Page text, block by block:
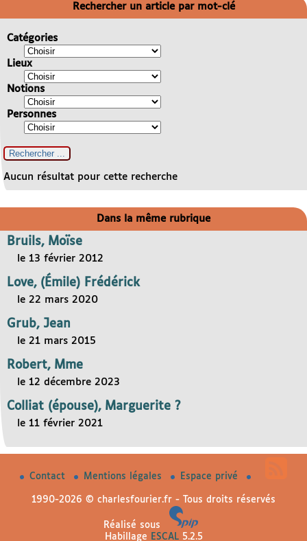
Rechercher un article par mot-clé
Catégories
Lieux
Notions
Personnes
Aucun résultat pour cette recherche
Dans la même rubrique
Bruils, Moïse
le 13 février 2012
Love, (Émile) Frédérick
le 22 mars 2020
Grub, Jean
le 21 mars 2015
Robert, Mme
le 12 décembre 2023
Colliat (épouse), Marguerite ?
le 11 février 2021
Contact Mentions légales Espace privé
1990-2026 © charlesfourier.fr - Tous droits réservés
Réalisé sous
Habillage
ESCAL5.2.5